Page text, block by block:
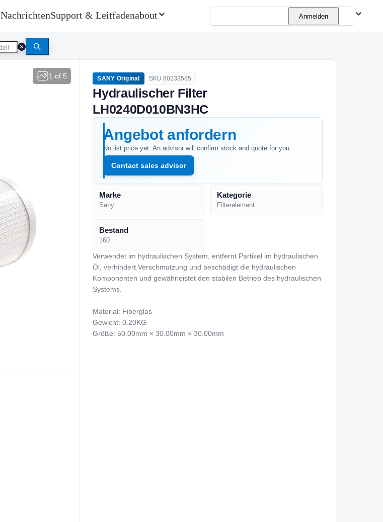
NachrichtenSupport & Leitfadenabout Deutsch
Anmelden
1 of 5 SANY Original SKU 60233585
Hydraulischer Filter
LH0240D010BN3HC
Angebot anfordern
No list price yet. An advisor will confirm stock and quote for you.
Contact sales advisor
Marke
Sany
Kategorie
Filterelement
Bestand
160
Verwendet im hydraulischen System, entfernt Partikel im hydraulischen
Öl, verhindert Verschmutzung und beschädigt die hydraulischen
Komponenten und gewährleistet den stabilen Betrieb des hydraulischen
Systems.
Material: Fiberglas
Gewicht: 0.20KG
Größe: 50.00mm × 30.00mm × 30.00mm